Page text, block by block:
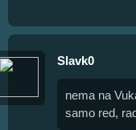
Slavk0
nema na
samo red,